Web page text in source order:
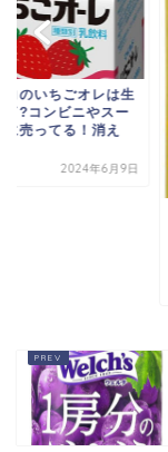
コのいちごオレは生
了?コンビニやスー
に売ってる！消え
2024年6月9日